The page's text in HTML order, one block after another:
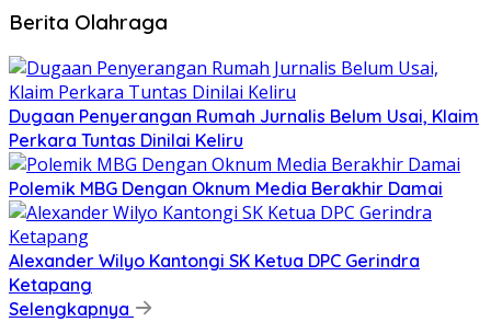
Berita Olahraga
Dugaan Penyerangan Rumah Jurnalis Belum Usai, Klaim
Perkara Tuntas Dinilai Keliru
Polemik MBG Dengan Oknum Media Berakhir Damai
Alexander Wilyo Kantongi SK Ketua DPC Gerindra
Ketapang
Selengkapnya